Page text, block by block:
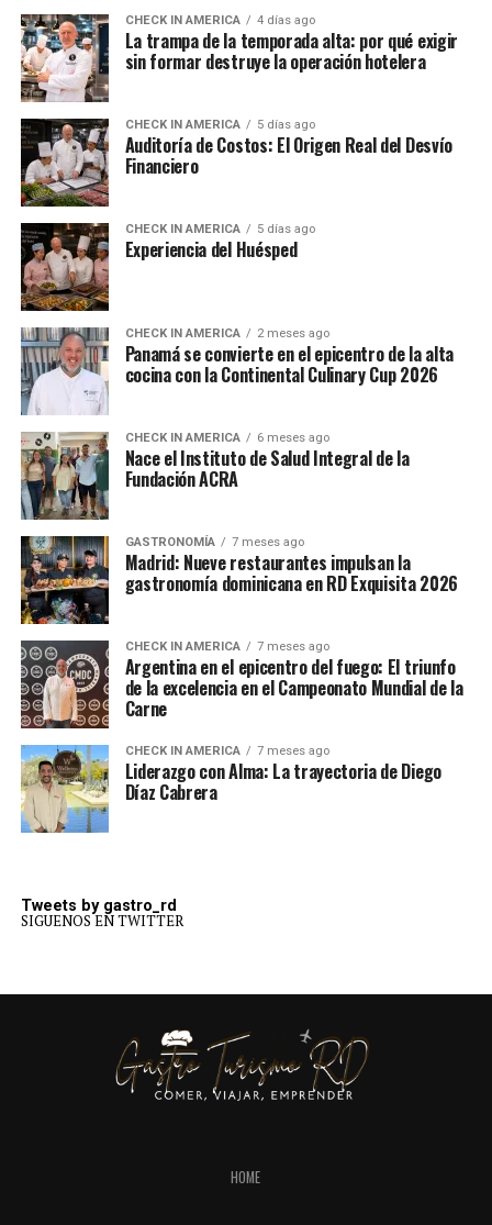
CHECK IN AMERICA 4 días ago
La trampa de la temporada alta: por qué exigir
sin formar destruye la operación hotelera
CHECK IN AMERICA 5 días ago
Auditoría de Costos: El Origen Real del Desvío
Financiero
CHECK IN AMERICA 5 días ago
Experiencia del Huésped
CHECK IN AMERICA 2 meses ago
Panamá se convierte en el epicentro de la alta
cocina con la Continental Culinary Cup 2026
CHECK IN AMERICA 6 meses ago
Nace el Instituto de Salud Integral de la
Fundación ACRA
GASTRONOMÍA 7 meses ago
Madrid: Nueve restaurantes impulsan la
gastronomía dominicana en RD Exquisita 2026
CHECK IN AMERICA 7 meses ago
Argentina en el epicentro del fuego: El triunfo
de la excelencia en el Campeonato Mundial de la
Carne
CHECK IN AMERICA 7 meses ago
Liderazgo con Alma: La trayectoria de Diego
Díaz Cabrera
Tweets by gastro_rd
SIGUENOS EN TWITTER
HOME